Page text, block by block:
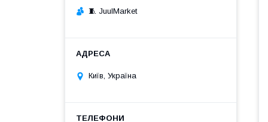
🧵 JuulMarket
Київ, Україна